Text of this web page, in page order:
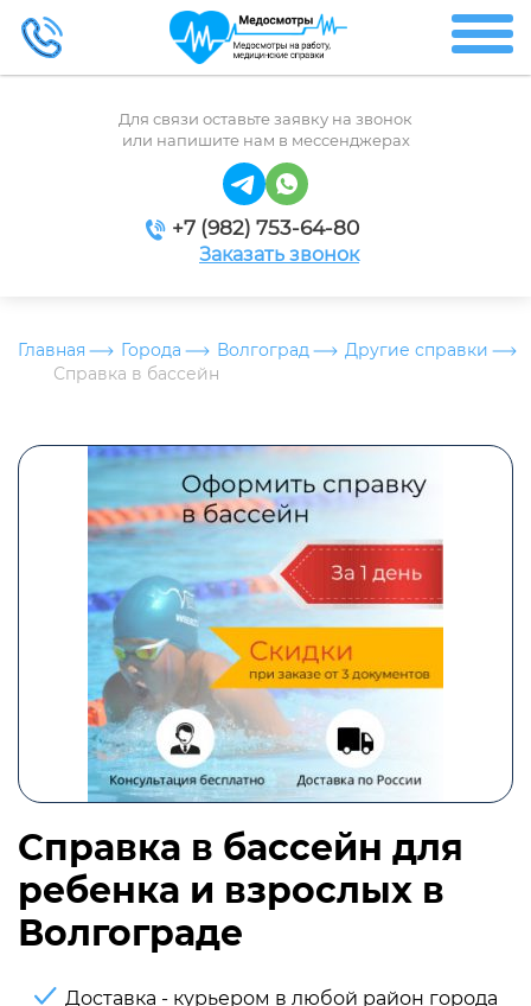
Для связи оставьте заявку на звонок
или напишите нам в мессенджерах
+7 (982) 753-64-80
Заказать звонок
Главная Города Волгоград
Другие справки
Справка в бассейн
Справка в бассейн для
ребенка и взрослых в
Волгограде
Доставка - курьером в любой район города